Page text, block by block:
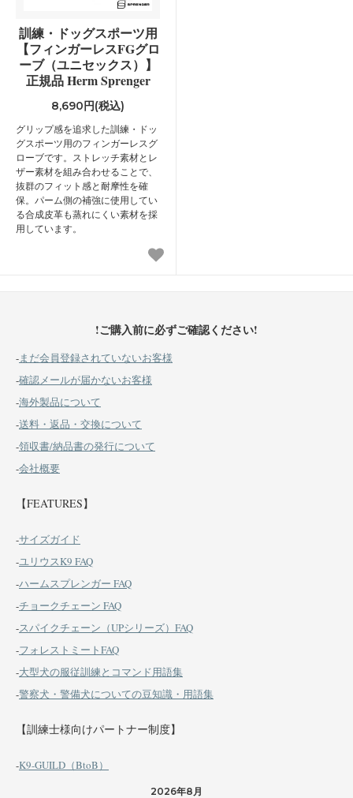
訓練・ドッグスポーツ用
【フィンガーレスFGグロ
ーブ（ユニセックス）】
正規品 Herm Sprenger
8,690円(税込)
グリップ感を追求した訓練・ドッ
グスポーツ用のフィンガーレスグ
ローブです。ストレッチ素材とレ
ザー素材を組み合わせることで、
抜群のフィット感と耐摩性を確
保。パーム側の補強に使用してい
る合成皮革も蒸れにくい素材を採
用しています。
!ご購入前に必ずご確認ください!
-まだ会員登録されていないお客様
-確認メールが届かないお客様
-海外製品について
-送料・返品・交換について
-領収書/納品書の発行について
-会社概要
【FEATURES】
-サイズガイド
-ユリウスK9 FAQ
-ハームスプレンガー FAQ
-チョークチェーン FAQ
-スパイクチェーン（UPシリーズ）FAQ
-フォレストミートFAQ
-大型犬の服従訓練とコマンド用語集
-警察犬・警備犬についての豆知識・用語集
【訓練士様向けパートナー制度】
-K9-GUILD（BtoB）
2026年8月